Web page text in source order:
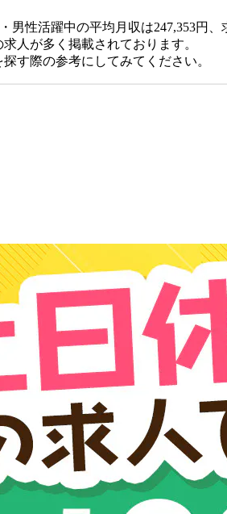
性活躍中の平均月収は247,353円
人が多く掲載されております。
す際の参考にしてみてください。